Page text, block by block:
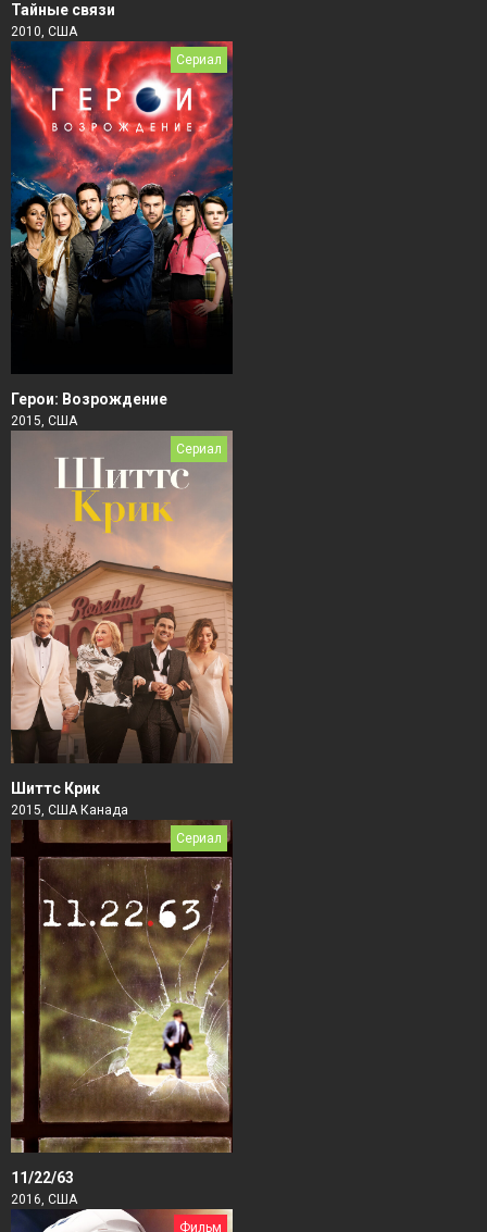
Тайные связи
2010, США
Сериал
Герои: Возрождение
2015, США
Сериал
Шиттс Крик
2015, США Канада
Сериал
11/22/63
2016, США
Фильм